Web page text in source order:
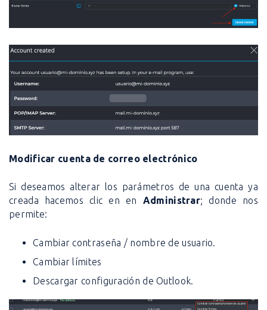
Modificar cuenta de correo electrónico
Si deseamos alterar los parámetros de una cuenta ya
creada hacemos clic en en Administrar; donde nos
permite:
Cambiar contraseña / nombre de usuario.
Cambiar límites
Descargar configuración de Outlook.